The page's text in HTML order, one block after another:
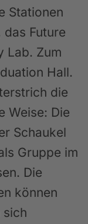
Stationen
Future
Lab. Zum
Hall.
die
Weise: Die
Schaukel
Gruppe im
Die
können
sich